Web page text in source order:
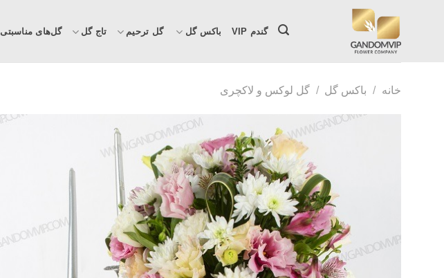
گندم VIP باکس گل گل ترحیم تاج گل گل‌های مناسبتی
خانه / باکس گل / گل لوکس و لاکچری